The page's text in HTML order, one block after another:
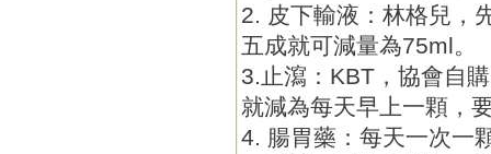
2. 皮下輸液：林格兒，
五成就可減量為75ml。
3.止瀉：KBT，協會自
就減為每天早上一顆，
4. 腸胃藥：每天一次一